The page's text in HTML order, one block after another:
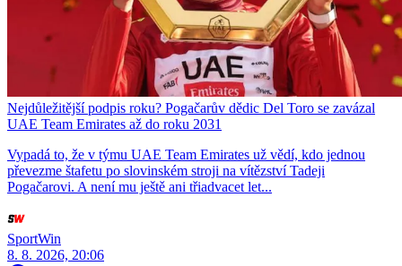
Nejdůležitější podpis roku? Pogačarův dědic Del Toro se zavázal
UAE Team Emirates až do roku 2031
Vypadá to, že v týmu UAE Team Emirates už vědí, kdo jednou
převezme štafetu po slovinském stroji na vítězství Tadeji
Pogačarovi. A není mu ještě ani třiadvacet let...
SportWin
8. 8. 2026, 20:06